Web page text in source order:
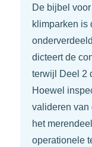
De bijbel
klimparken is
dicteert de
terwijl Deel 2
Hoewel
valideren van
het
operationele